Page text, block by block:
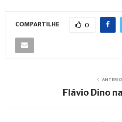
COMPARTILHE 0
Flávio Dino